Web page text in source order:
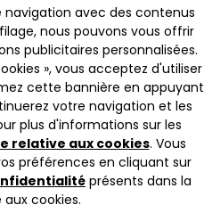
navigation avec des contenus
nous pouvons vous offrir
publicitaires personnalisées.
», vous acceptez d'utiliser
cette bannière en appuyant
votre navigation et les
plus d'informations sur les
relative aux cookies. Vous
préférences en cliquant sur
présents dans la
cookies.